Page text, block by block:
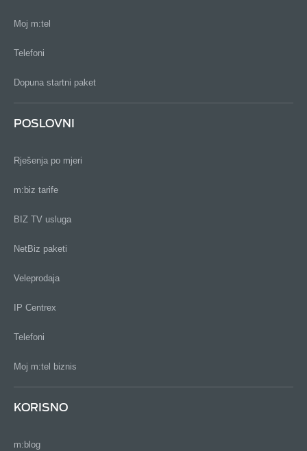
Moj m:tel
Telefoni
Dopuna startni paket
POSLOVNI
Rješenja po mjeri
m:biz tarife
BIZ TV usluga
NetBiz paketi
Veleprodaja
IP Centrex
Telefoni
Moj m:tel biznis
KORISNO
m:blog